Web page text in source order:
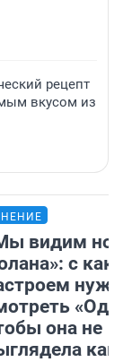
рецепт
вкусом из
видим
с
она не
как